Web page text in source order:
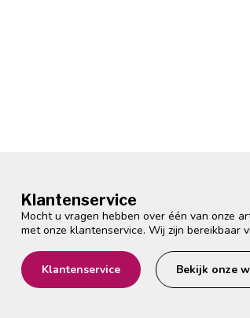
Klantenservice
Mocht u vragen hebben over één van onze
met onze klantenservice. Wij zijn bereikbaar
Klantenservice Bekijk onze